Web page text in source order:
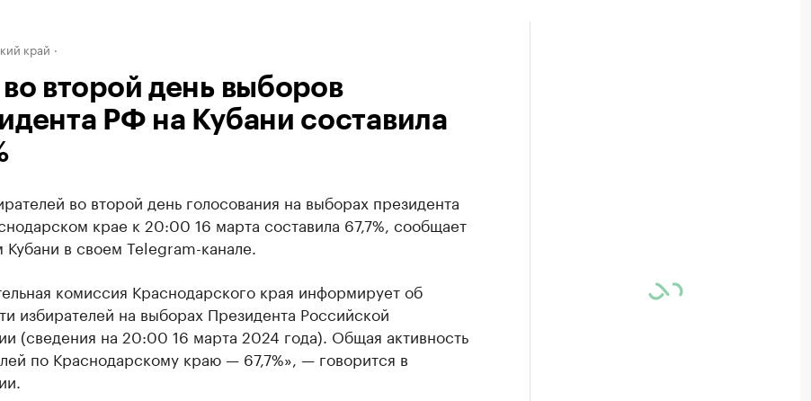
край
второй день выборов
РФ на Кубани составила
во второй день голосования на выборах президента
крае к 20:00 16 марта составила 67,7%, сообщает
Кубани в своем Telegram-канале.
комиссия Краснодарского края информирует об
избирателей на выборах Президента Российской
(сведения на 20:00 16 марта 2024 года). Общая активность
по Краснодарскому краю — 67,7%», — говорится в